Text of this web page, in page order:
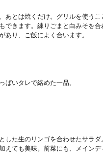
あとは焼くだけ。グリルを使うこ
できます。練りごまと白みそを合
あり、ご飯によく合います。
ぱいタレで絡めた一品。
した生のリンゴを合わせたサラダ
えても美味。前菜にも、メインデ